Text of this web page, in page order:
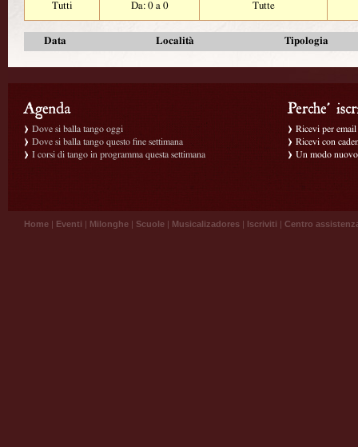
Tutti
Da: 0 a 0 Tutte
Data Località Tipologia
Dove si balla tango oggi
Dove si balla tango questo fine settimana
I corsi di tango in programma questa settimana
Ricevi per
Ricevi con
Un modo
Home | Eventi | Milonghe | Scuole | Musicalizadores | Iscriviti | Centro